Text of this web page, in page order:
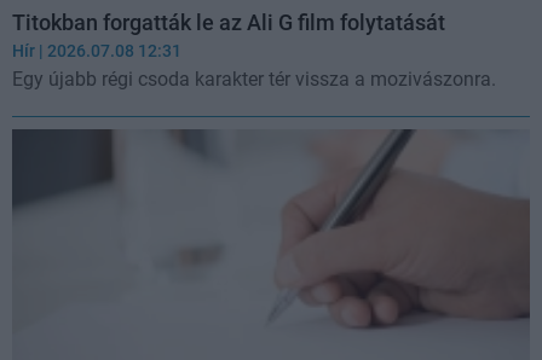
Titokban forgatták le az Ali G film folytatását
Hír | 2026.07.08 12:31
Egy újabb régi csoda karakter tér vissza a mozivászonra.